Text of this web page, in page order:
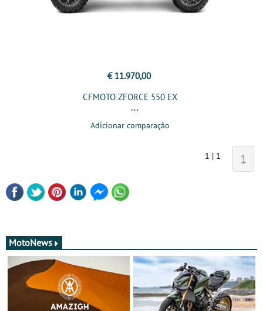
€ 11.970,00
CFMOTO ZFORCE 550 EX
Adicionar comparação
1 | 1 1
MotoNews